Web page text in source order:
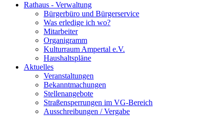
Rathaus - Verwaltung
Bürgerbüro und Bürgerservice
Was erledige ich wo?
Mitarbeiter
Organigramm
Kulturraum Ampertal e.V.
Haushaltspläne
Aktuelles
Veranstaltungen
Bekanntmachungen
Stellenangebote
Straßensperrungen im VG-Bereich
Ausschreibungen / Vergabe